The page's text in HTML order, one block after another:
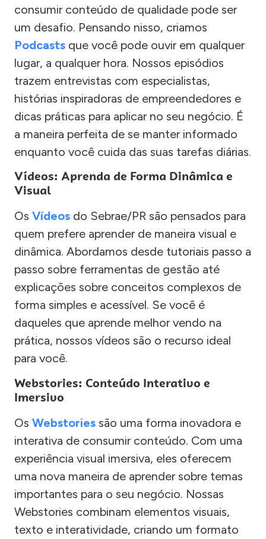
consumir conteúdo de qualidade pode ser
um desafio. Pensando nisso, criamos
Podcasts que você pode ouvir em qualquer
lugar, a qualquer hora. Nossos episódios
trazem entrevistas com especialistas,
histórias inspiradoras de empreendedores e
dicas práticas para aplicar no seu negócio. É
a maneira perfeita de se manter informado
enquanto você cuida das suas tarefas diárias.
Vídeos: Aprenda de Forma Dinâmica e
Visual
Os Vídeos do Sebrae/PR são pensados para
quem prefere aprender de maneira visual e
dinâmica. Abordamos desde tutoriais passo a
passo sobre ferramentas de gestão até
explicações sobre conceitos complexos de
forma simples e acessível. Se você é
daqueles que aprende melhor vendo na
prática, nossos vídeos são o recurso ideal
para você.
Webstories: Conteúdo Interativo e
Imersivo
Os Webstories são uma forma inovadora e
interativa de consumir conteúdo. Com uma
experiência visual imersiva, eles oferecem
uma nova maneira de aprender sobre temas
importantes para o seu negócio. Nossas
Webstories combinam elementos visuais,
texto e interatividade, criando um formato